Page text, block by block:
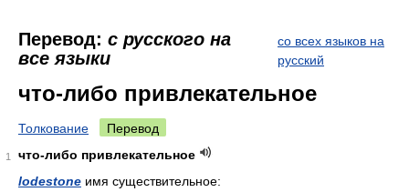
Перевод: с русского на
все языки
со всех языков на
русский
что-либо привлекательное
Толкование Перевод
1
что-либо привлекательное
lodestone имя существительное: